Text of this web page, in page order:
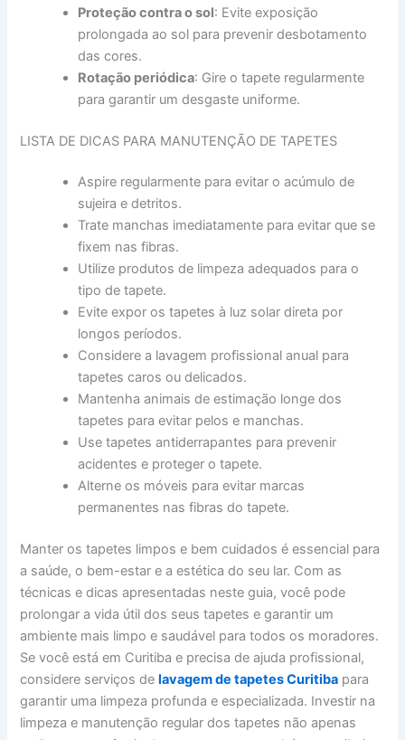
Proteção contra o sol: Evite exposição
prolongada ao sol para prevenir desbotamento
das cores.
Rotação periódica: Gire o tapete regularmente
para garantir um desgaste uniforme.
LISTA DE DICAS PARA MANUTENÇÃO DE TAPETES
Aspire regularmente para evitar o acúmulo de
sujeira e detritos.
Trate manchas imediatamente para evitar que se
fixem nas fibras.
Utilize produtos de limpeza adequados para o
tipo de tapete.
Evite expor os tapetes à luz solar direta por
longos períodos.
Considere a lavagem profissional anual para
tapetes caros ou delicados.
Mantenha animais de estimação longe dos
tapetes para evitar pelos e manchas.
Use tapetes antiderrapantes para prevenir
acidentes e proteger o tapete.
Alterne os móveis para evitar marcas
permanentes nas fibras do tapete.
Manter os tapetes limpos e bem cuidados é essencial para
a saúde, o bem-estar e a estética do seu lar. Com as
técnicas e dicas apresentadas neste guia, você pode
prolongar a vida útil dos seus tapetes e garantir um
ambiente mais limpo e saudável para todos os moradores.
Se você está em Curitiba e precisa de ajuda profissional,
considere serviços de lavagem de tapetes Curitiba para
garantir uma limpeza profunda e especializada. Investir na
limpeza e manutenção regular dos tapetes não apenas